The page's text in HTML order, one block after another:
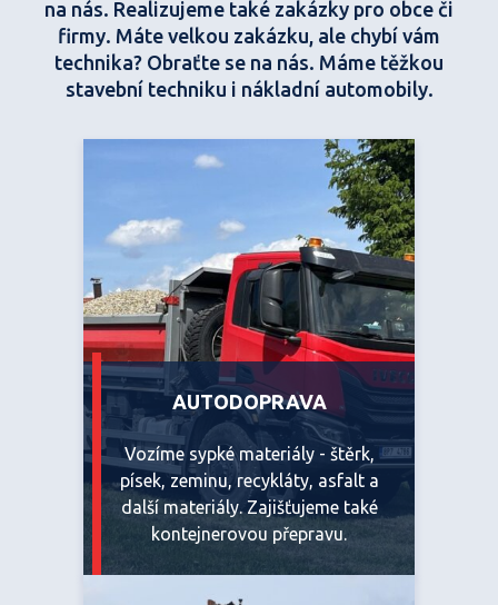
na nás. Realizujeme také zakázky pro obce či
firmy. Máte velkou zakázku, ale chybí vám
technika? Obraťte se na nás. Máme těžkou
stavební techniku i nákladní automobily.
AUTODOPRAVA
Vozíme sypké materiály - štěrk,
písek, zeminu, recykláty, asfalt a
další materiály. Zajišťujeme také
kontejnerovou přepravu.